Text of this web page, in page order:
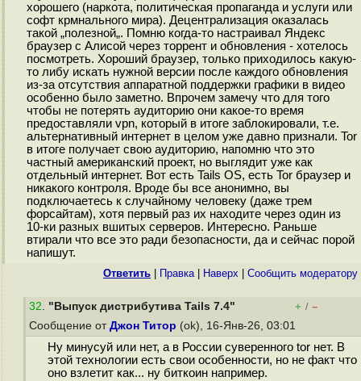
хорошего (наркота, политическая пропаганда и услуги или
софт крмнального мира). Децентрализация оказалась
такой „полезной„. Помню когда-то настраивал Яндекс
браузер с Алисой через торрент и обновления - хотелось
посмотреть. Хороший браузер, только приходилось какую-
то либу искать нужной версии после каждого обновления
из-за отсутствия аппаратной поддержки графики в видео
особенно было заметно. Впрочем замечу что для того
чтобы не потерять аудиторию они какое-то время
предоставляли vpn, который в итоге заблокировали, т.е.
альтернативный интернет в целом уже давно признали. Tor
в итоге получает свою аудиторию, напомню что это
частный американский проект, но выглядит уже как
отдельный интернет. Вот есть Tails OS, есть Tor браузер и
никакого контроля. Вроде бы все анонимно, вы
подключаетесь к случайному человеку (даже трем
форсайтам), хотя первый раз их находите через один из
10-ки разных вшитых серверов. Интересно. Раньше
втирали что все это ради безопасности, да и сейчас порой
напишут.
Ответить Правка| Наверх Cообщить модератору
32. "Выпуск дистрибутива Tails 7.4" + / –
Сообщение от Джон Титор (ok), 16-Янв-26, 03:01
Ну минусуй или нет, а в России суверенного tor нет. В
этой технологии есть свои особенности, но не факт что
оно взлетит как... ну биткоин например.